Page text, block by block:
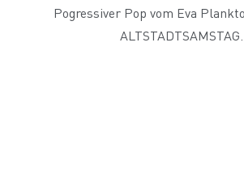
Pogressiver Pop vom Eva
ALTSTADTSAMSTAG.